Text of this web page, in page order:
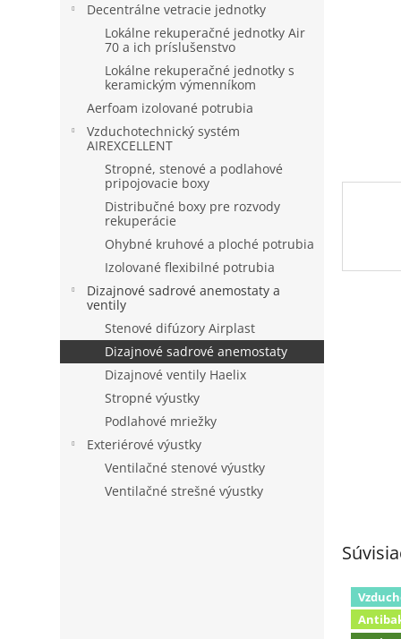
Decentrálne vetracie jednotky
Lokálne rekuperačné jednotky Air
70 a ich príslušenstvo
Lokálne rekuperačné jednotky s
keramickým výmenníkom
Aerfoam izolované potrubia
Vzduchotechnický systém
AIREXCELLENT
Stropné, stenové a podlahové
pripojovacie boxy
Distribučné boxy pre rozvody
rekuperácie
Ohybné kruhové a ploché potrubia
Izolované flexibilné potrubia
Dizajnové sadrové anemostaty a
ventily
Stenové difúzory Airplast
Dizajnové sadrové anemostaty
Dizajnové ventily Haelix
Stropné výustky
Podlahové mriežky
Exteriérové výustky
Ventilačné stenové výustky
Ventilačné strešné výustky